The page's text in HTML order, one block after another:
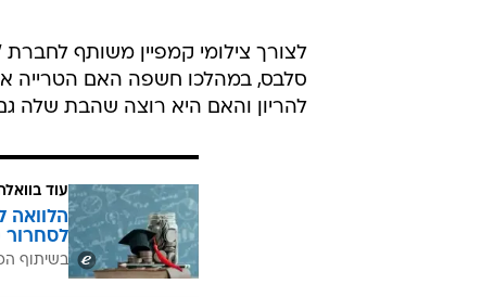
סלבס, במהלכו חשפה האם הטרייה
להריון והאם היא רוצה שהבת שלה
עוד
הלוואה
לסחרור
בשיתוף